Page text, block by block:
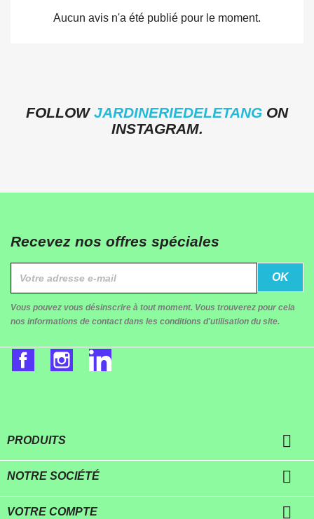
Aucun avis n'a été publié pour le moment.
FOLLOW JARDINERIEDELETANG ON
INSTAGRAM.
Recevez nos offres spéciales
Vous pouvez vous désinscrire à tout moment. Vous trouverez pour cela
nos informations de contact dans les conditions d'utilisation du site.
FacebookInstagram
PRODUITS 
NOTRE SOCIÉTÉ 
VOTRE COMPTE 